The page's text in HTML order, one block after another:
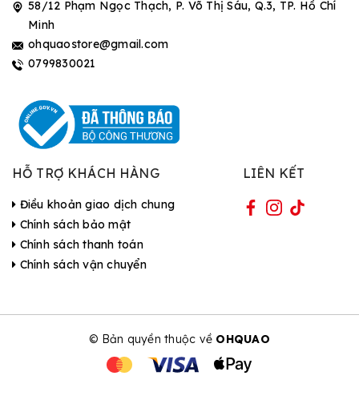
58/12 Phạm Ngọc Thạch, P. Võ Thị Sáu, Q.3, TP. Hồ Chí
Minh
ohquaostore@gmail.com
0799830021
HỖ TRỢ KHÁCH HÀNG
Điều khoản giao dịch chung
Chính sách bảo mật
Chính sách thanh toán
Chính sách vận chuyển
LIÊN KẾT
© Bản quyền thuộc về OHQUAO
| Cung cấp bởi Sapo